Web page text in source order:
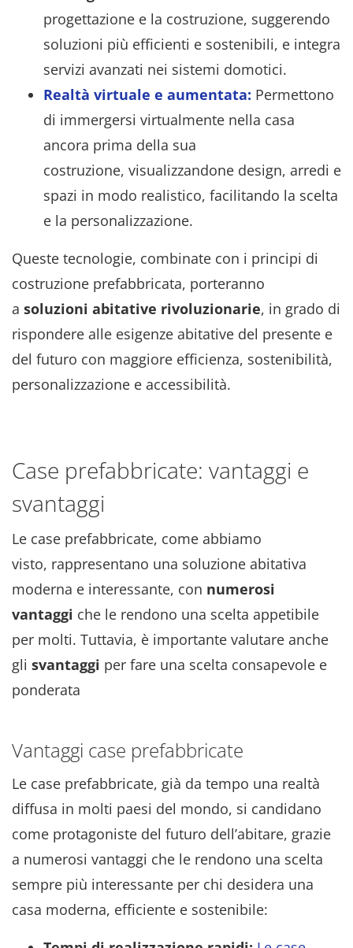
progettazione e la costruzione, suggerendo
soluzioni più efficienti e sostenibili, e integra
servizi avanzati nei sistemi domotici.
Realtà virtuale e aumentata: Permettono
di immergersi virtualmente nella casa
ancora prima della sua
costruzione, visualizzandone design, arredi e
spazi in modo realistico, facilitando la scelta
e la personalizzazione.
Queste tecnologie, combinate con i principi di
costruzione prefabbricata, porteranno
a soluzioni abitative rivoluzionarie, in grado di
rispondere alle esigenze abitative del presente e
del futuro con maggiore efficienza, sostenibilità,
personalizzazione e accessibilità.
Case prefabbricate: vantaggi e
svantaggi
Le case prefabbricate, come abbiamo
visto, rappresentano una soluzione abitativa
moderna e interessante, con numerosi
vantaggi che le rendono una scelta appetibile
per molti. Tuttavia, è importante valutare anche
gli svantaggi per fare una scelta consapevole e
ponderata
Vantaggi case prefabbricate
Le case prefabbricate, già da tempo una realtà
diffusa in molti paesi del mondo, si candidano
come protagoniste del futuro dell’abitare, grazie
a numerosi vantaggi che le rendono una scelta
sempre più interessante per chi desidera una
casa moderna, efficiente e sostenibile: